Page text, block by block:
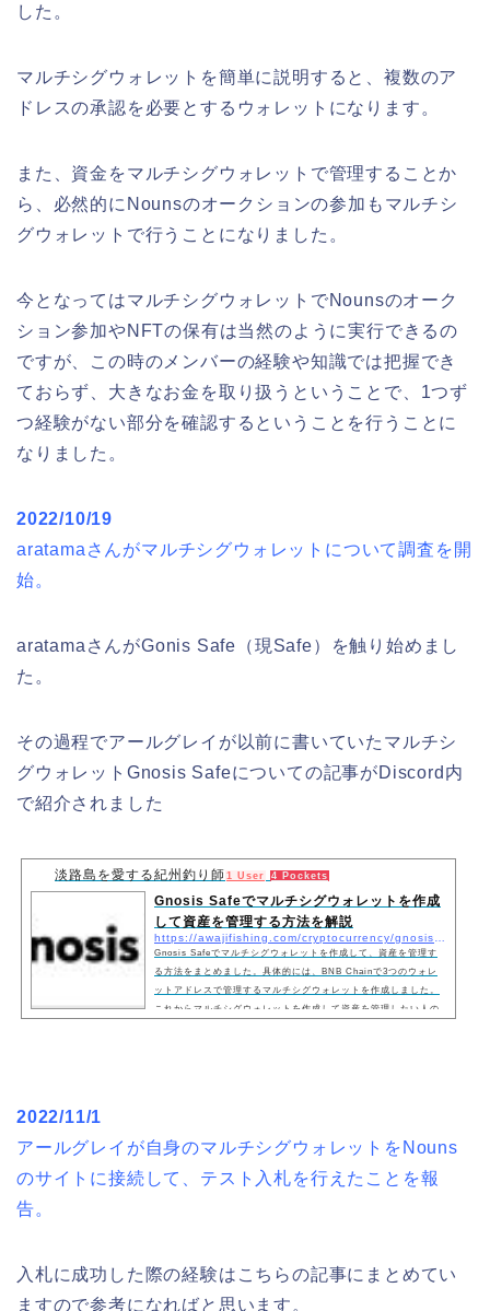
した。
マルチシグウォレットを簡単に説明すると、複数のア
ドレスの承認を必要とするウォレットになります。
また、資金をマルチシグウォレットで管理することか
ら、必然的にNounsのオークションの参加もマルチシ
グウォレットで行うことになりました。
今となってはマルチシグウォレットでNounsのオーク
ション参加やNFTの保有は当然のように実行できるの
ですが、この時のメンバーの経験や知識では把握でき
ておらず、大きなお金を取り扱うということで、1つず
つ経験がない部分を確認するということを行うことに
なりました。
2022/10/19
aratamaさんがマルチシグウォレットについて調査を開
始。
aratamaさんがGonis Safe（現Safe）を触り始めまし
た。
その過程でアールグレイが以前に書いていたマルチシ
グウォレットGnosis Safeについての記事がDiscord内
で紹介されました
淡路島を愛する紀州釣り師 1 User 4 Pockets
Gnosis Safeでマルチシグウォレットを作成
して資産を管理する方法を解説
Gnosis Safeでマルチシグウォレットを作成して、資産を管理す
る方法をまとめました。具体的には、BNB Chainで3つのウォレ
ットアドレスで管理するマルチシグウォレットを作成しました。
これからマルチシグウォレットを作成して資産を管理したい人の
2022/11/1
アールグレイが自身のマルチシグウォレットをNouns
のサイトに接続して、テスト入札を行えたことを報
告。
入札に成功した際の経験はこちらの記事にまとめてい
ますので参考になればと思います。